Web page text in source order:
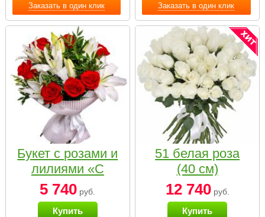
Заказать в один клик Заказать в один клик
Букет с розами и
лилиями «С
наилучшими
пожеланиями»
5 740 руб.
Купить
51 белая роза
(40 см)
12 740руб.
Купить